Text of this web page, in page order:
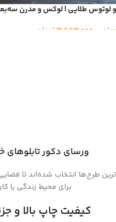
لوتوس طلایی | لوکس و مدرن
3,553,000تومان
ورسای دکور
طرح‌ها انتخاب شده‌اند تا
برای محیط زندگی یا
کیفیت چاپ بالا و